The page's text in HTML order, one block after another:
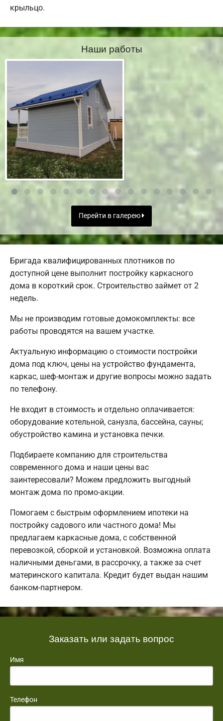
крыльцо.
Наши работы
Перейти в галерею
Бригада квалифицированных плотников по
доступной цене выполнит постройку каркасного
дома в короткий срок. Строительство займет от 2
недель.
Мы не производим готовые домокомплекты: все
работы проводятся на вашем участке.
Актуальную информацию о стоимости постройки
дома под ключ, цены на устройство фундамента,
каркас, шеф-монтаж и другие вопросы можно задать
по телефону.
Не входит в стоимость и отдельно оплачивается:
оборудование котельной, санузла, бассейна, сауны;
обустройство камина и установка печки.
Подбираете компанию для строительства
современного дома и наши цены вас
заинтересовали? Можем предложить выгодный
монтаж дома по промо-акции.
Помогаем с быстрым оформлением ипотеки на
постройку садового или частного дома! Мы
предлагаем каркасные дома, с собственной
перевозкой, сборкой и установкой. Возможна оплата
наличными деньгами, в рассрочку, а также за счет
материнского капитала. Кредит будет выдан нашим
банком-партнером.
Заказать или задать вопрос
Имя
Телефон